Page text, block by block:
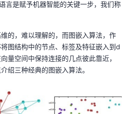
言是赋予机器智能的关键一步，我们称
的，难以理解的，而图嵌入算法，作
图结构中的节点、标签及特征嵌入到 d
量空间中保持连接的几点彼此靠近，
绍三种经典的图嵌入算法。